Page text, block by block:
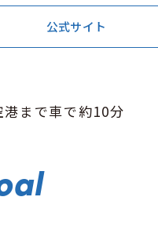
公式サイト
港まで車で約10分